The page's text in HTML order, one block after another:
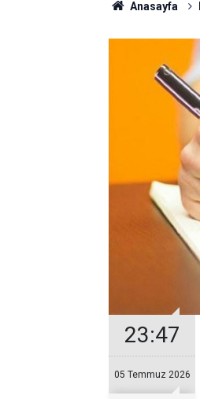
Anasayfa
23:47
05 Temmuz 2026